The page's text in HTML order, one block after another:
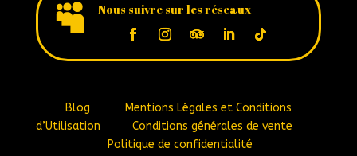
 Nous suivre sur les réseaux
Blog
Mentions Légales et Conditions
d’Utilisation
Conditions générales de vente
Politique de confidentialité